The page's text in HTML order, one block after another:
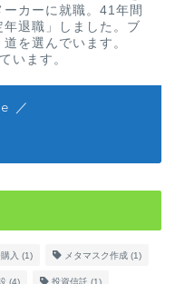
カーに就職。41年間
退職」しました。ブ
を選んでいます。
います。
／
入 (1) メタマスク作成 (1)
(4) 投資信託 (1)
NFT